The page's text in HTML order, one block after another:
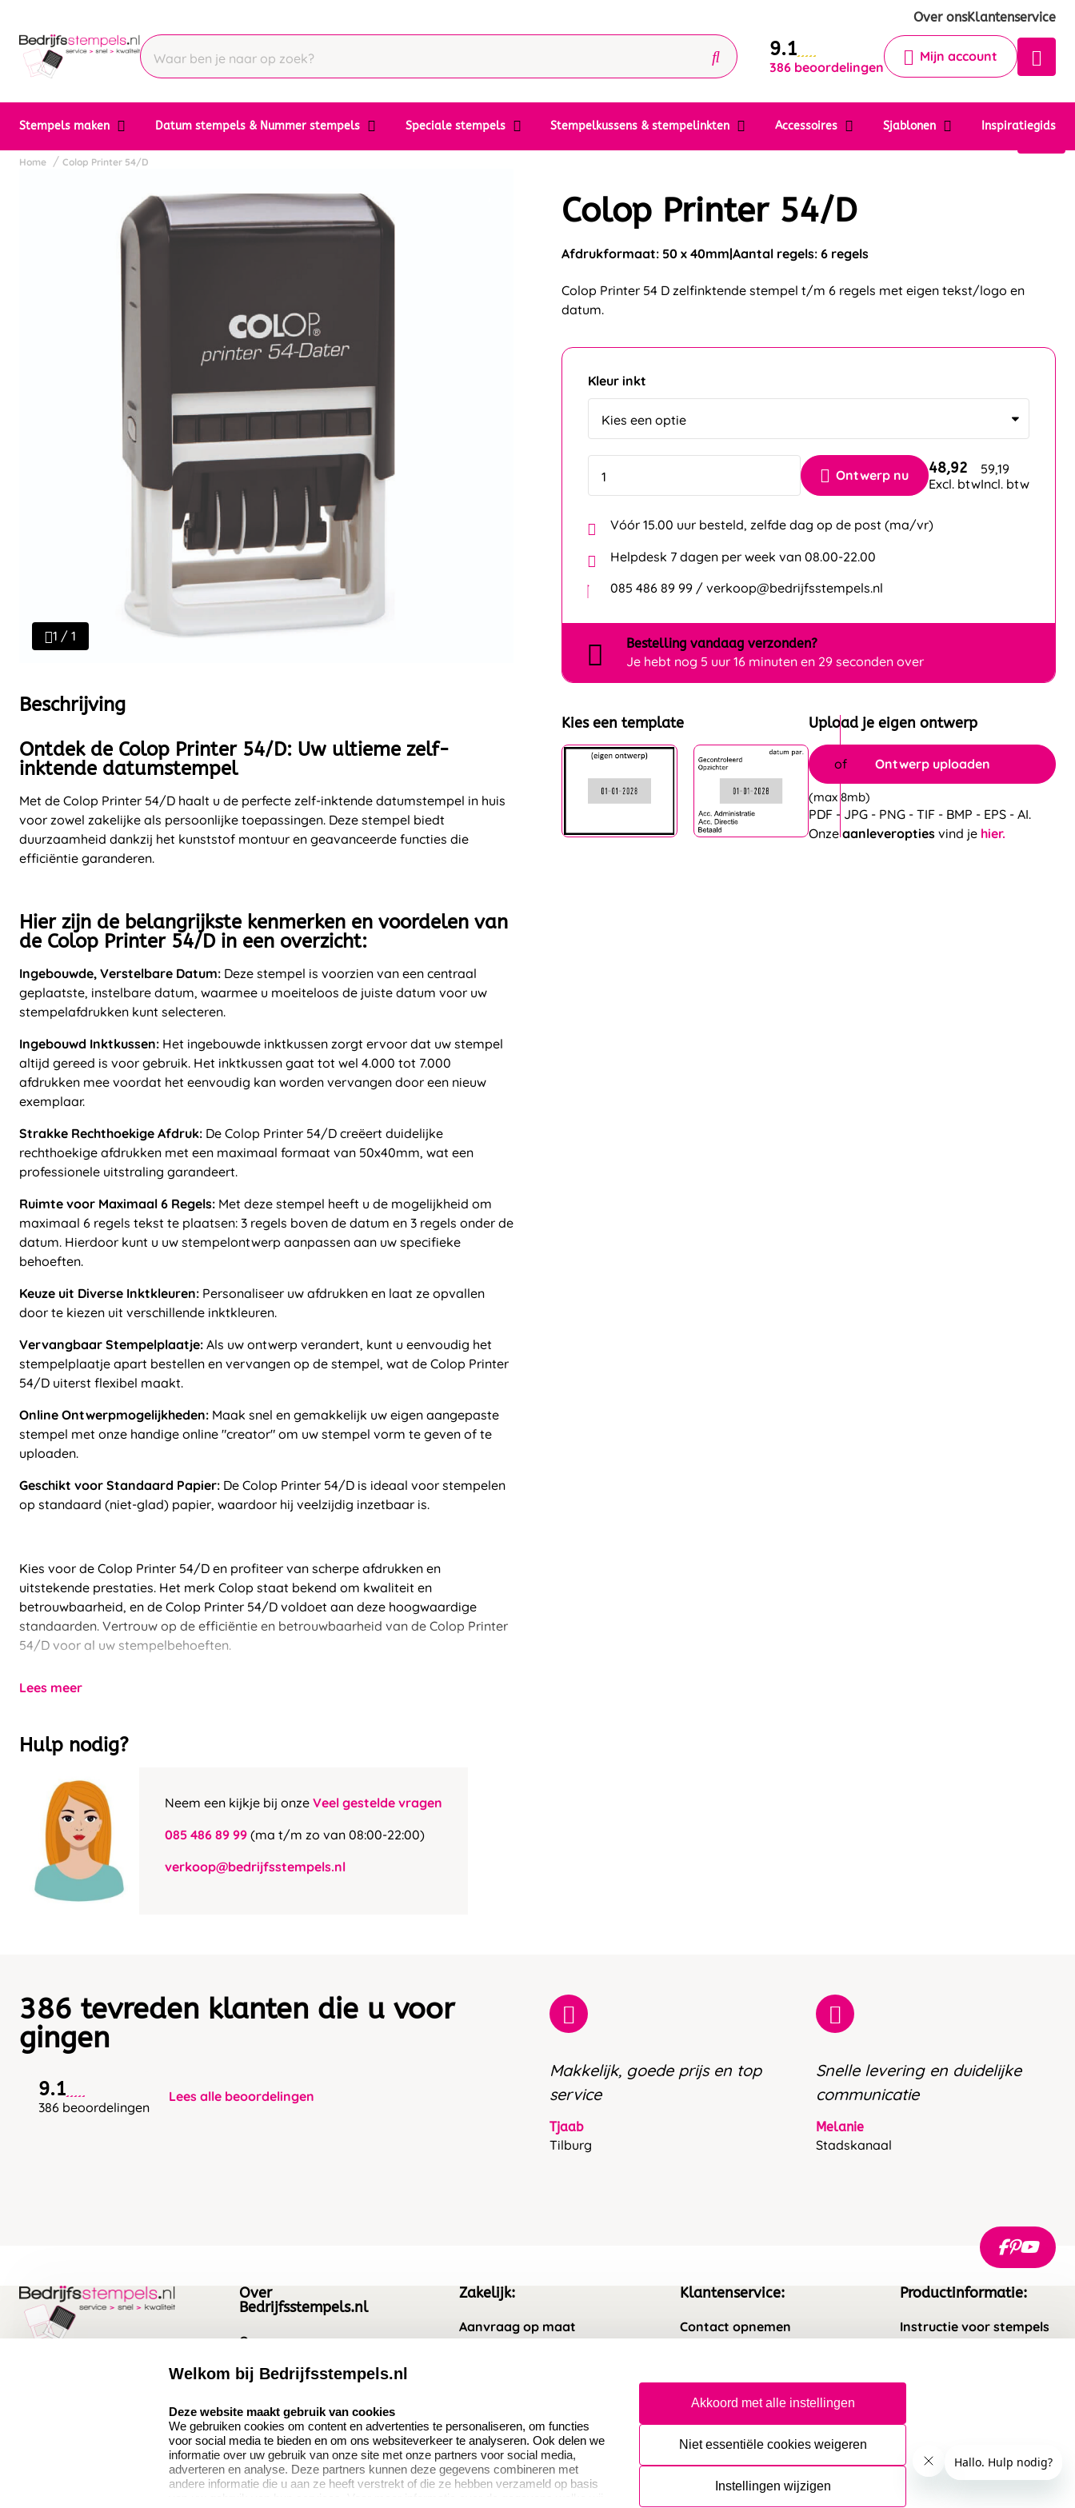
Over onsKlantenservice
9.1
386 beoordelingen
Mijn account
Stempels maken Datum stempels & Nummer stempels Speciale stempels Stempelkussens & stempelinkten Accessoires Sjablonen Inspiratiegids
Krijg een antwoord op uw vraag
Chat 24/7 met onze chatbot voor
Contact
Home Colop Printer 54/D
1 / 1
Beschrijving
Ontdek de Colop Printer 54/D: Uw ultieme zelf-
inktende datumstempel
Met de Colop Printer 54/D haalt u de perfecte zelf-inktende datumstempel in huis
voor zowel zakelijke als persoonlijke toepassingen. Deze stempel biedt
duurzaamheid dankzij het kunststof montuur en geavanceerde functies die
efficiëntie garanderen.
Hier zijn de belangrijkste kenmerken en voordelen van
de Colop Printer 54/D in een overzicht:
Ingebouwde, Verstelbare Datum: Deze stempel is voorzien van een centraal
geplaatste, instelbare datum, waarmee u moeiteloos de juiste datum voor uw
stempelafdrukken kunt selecteren.
Ingebouwd Inktkussen: Het ingebouwde inktkussen zorgt ervoor dat uw stempel
altijd gereed is voor gebruik. Het inktkussen gaat tot wel 4.000 tot 7.000
afdrukken mee voordat het eenvoudig kan worden vervangen door een nieuw
exemplaar.
Strakke Rechthoekige Afdruk: De Colop Printer 54/D creëert duidelijke
rechthoekige afdrukken met een maximaal formaat van 50x40mm, wat een
professionele uitstraling garandeert.
Ruimte voor Maximaal 6 Regels: Met deze stempel heeft u de mogelijkheid om
maximaal 6 regels tekst te plaatsen: 3 regels boven de datum en 3 regels onder de
datum. Hierdoor kunt u uw stempelontwerp aanpassen aan uw specifieke
behoeften.
Keuze uit Diverse Inktkleuren: Personaliseer uw afdrukken en laat ze opvallen
door te kiezen uit verschillende inktkleuren.
Vervangbaar Stempelplaatje: Als uw ontwerp verandert, kunt u eenvoudig het
stempelplaatje apart bestellen en vervangen op de stempel, wat de Colop Printer
54/D uiterst flexibel maakt.
Online Ontwerpmogelijkheden: Maak snel en gemakkelijk uw eigen aangepaste
stempel met onze handige online "creator" om uw stempel vorm te geven of te
uploaden.
Geschikt voor Standaard Papier: De Colop Printer 54/D is ideaal voor stempelen
op standaard (niet-glad) papier, waardoor hij veelzijdig inzetbaar is.
Kies voor de Colop Printer 54/D en profiteer van scherpe afdrukken en
uitstekende prestaties. Het merk Colop staat bekend om kwaliteit en
betrouwbaarheid, en de Colop Printer 54/D voldoet aan deze hoogwaardige
standaarden. Vertrouw op de efficiëntie en betrouwbaarheid van de Colop Printer
54/D voor al uw stempelbehoeften.
Lees meer
Hulp nodig?
Neem een kijkje bij onze Veel gestelde vragen
085 486 89 99 (ma t/m zo van 08:00-22:00)
verkoop@bedrijfsstempels.nl
Colop Printer 54/D
Afdrukformaat: 50 x 40mm Aantal regels: 6 regels
Colop Printer 54 D zelfinktende stempel t/m 6 regels met eigen tekst/logo en
datum.
Kleur inkt
Ontwerp nu 48,92
Excl. btw
59,19
Incl. btw
Vóór 15.00 uur besteld, zelfde dag op de post (ma/vr)
Helpdesk 7 dagen per week van 08.00-22.00
085 486 89 99 / verkoop@bedrijfsstempels.nl
Bestelling vandaag verzonden?
Je hebt nog 5 uur 16 minuten en 28 seconden over
Kies een template Upload je eigen ontwerp
Ontwerp uploaden
(max 8mb)
PDF - JPG - PNG - TIF - BMP - EPS - AI.
Onzeaanleveropties vind je hier.
386 tevreden klanten die u voor
gingen
9.1
386 beoordelingen
Lees alle beoordelingen
Makkelijk, goede prijs en top
service
Tjaab
Tilburg
Snelle levering en duidelijke
communicatie
Melanie
Stadskanaal
Over
Bedrijfsstempels.nl
Over ons
Bedrijfsgegevens
Zakelijk:
Aanvraag op maat
Klantenservice:
Contact opnemen
Retourneren
Productinformatie:
Instructie voor stempels
Safety Sheets
Welkom bij Bedrijfsstempels.nl
Deze website maakt gebruik van cookies
We gebruiken cookies om content en advertenties te personaliseren, om functies
voor social media te bieden en om ons websiteverkeer te analyseren. Ook delen we
informatie over uw gebruik van onze site met onze partners voor social media,
adverteren en analyse. Deze partners kunnen deze gegevens combineren met
andere informatie die u aan ze heeft verstrekt of die ze hebben verzameld op basis
Akkoord met alle instellingen
Niet essentiële cookies weigeren
Instellingen wijzigen